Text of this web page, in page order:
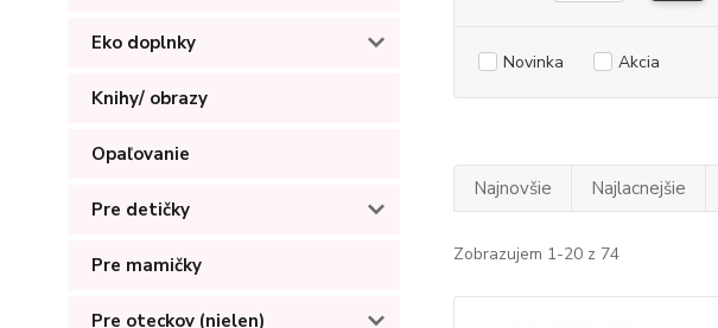
Eko doplnky
Knihy/ obrazy
Opaľovanie
Pre detičky
Pre mamičky
Pre oteckov (nielen)
Novinka Akcia
Najnovšie Najlacnejšie
Zobrazujem 1-20 z 74